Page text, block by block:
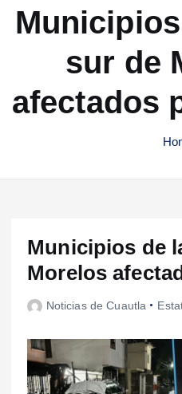
sur de
afectados
Municipios de
Morelos
Noticias de Cuautla